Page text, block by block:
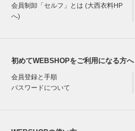
会員制卸「セルフ」とは (大西衣料HP
へ)
初めてWEBSHOPをご利用になる方へ
会員登録と手順
パスワードについて